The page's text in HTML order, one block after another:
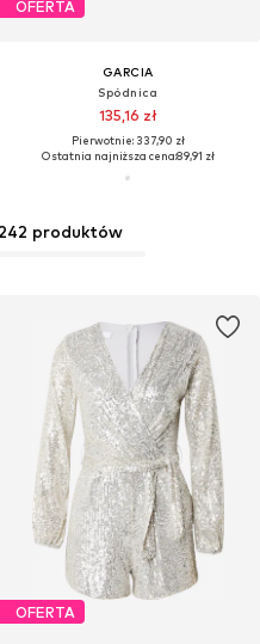
OFERTA
GARCIA
Spódnica
135,16 zł
Pierwotnie: 337,90 zł
Ostatnia najniższa cena:89,91 zł
produktów
OFERTA